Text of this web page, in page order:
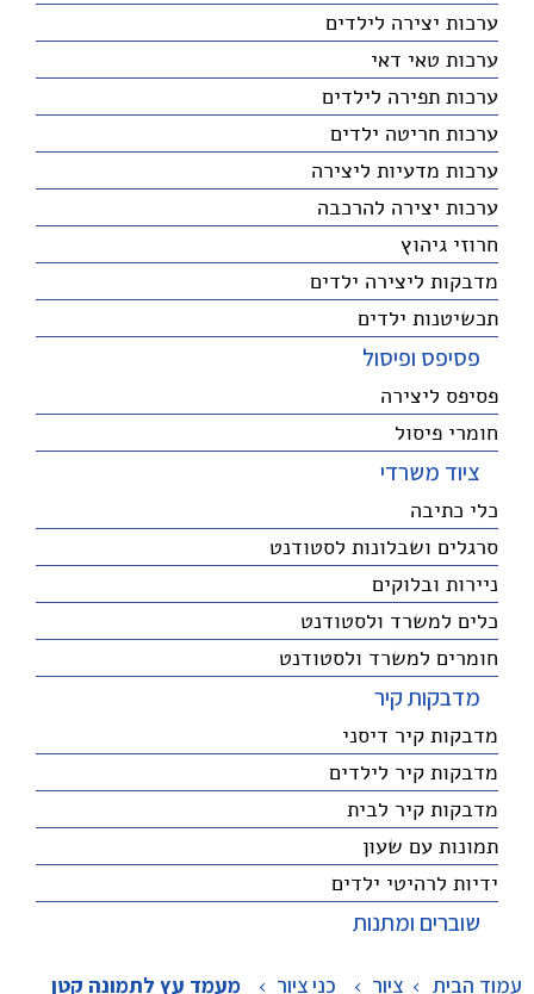
ערכות יצירה לילדים
ערכות טאי דאי
ערכות תפירה לילדים
ערכות חריטה ילדים
ערכות מדעיות ליצירה
ערכות יצירה להרכבה
חרוזי גיהוץ
מדבקות ליצירה ילדים
תכשיטנות ילדים
פסיפס ופיסול
פסיפס ליצירה
חומרי פיסול
ציוד משרדי
כלי כתיבה
סרגלים ושבלונות לסטודנט
ניירות ובלוקים
כלים למשרד ולסטודנט
חומרים למשרד ולסטודנט
מדבקות קיר
מדבקות קיר דיסני
מדבקות קיר לילדים
מדבקות קיר לבית
תמונות עם שעון
ידיות לרהיטי ילדים
שוברים ומתנות
עמוד הבית ציור > כני ציור > מעמד עץ לתמונה קטן